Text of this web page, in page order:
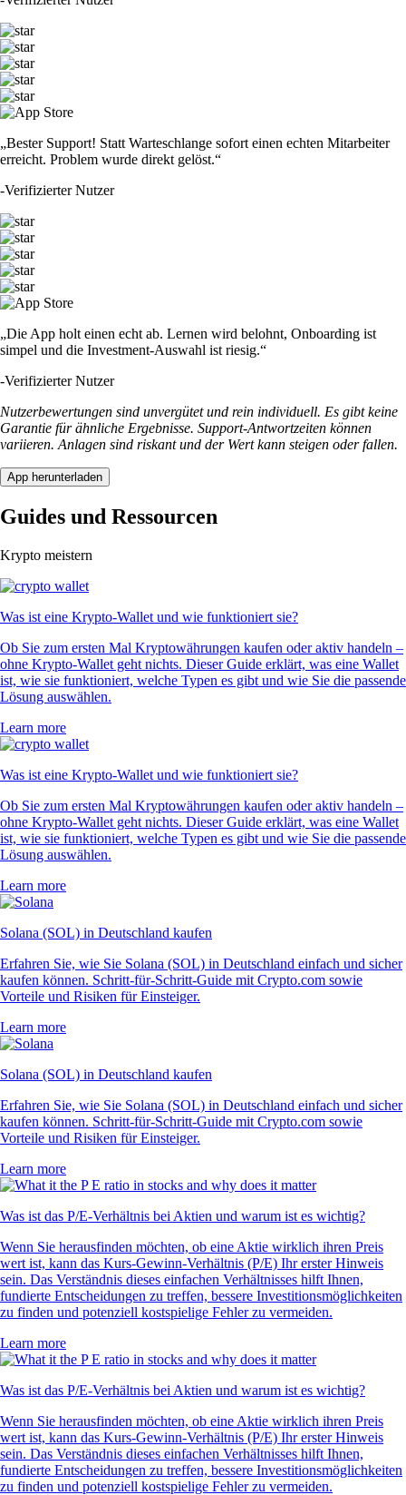
„Bester Support! Statt Warteschlange sofort einen echten Mitarbeiter
erreicht. Problem wurde direkt gelöst.“
-Verifizierter Nutzer
„Die App holt einen echt ab. Lernen wird belohnt, Onboarding ist
simpel und die Investment-Auswahl ist riesig.“
-Verifizierter Nutzer
Nutzerbewertungen sind unvergütet und rein individuell. Es gibt keine
Garantie für ähnliche Ergebnisse. Support-Antwortzeiten können
variieren. Anlagen sind riskant und der Wert kann steigen oder fallen.
App herunterladen
Guides und Ressourcen
Krypto meistern
Was ist eine Krypto-Wallet und wie funktioniert sie?
Ob Sie zum ersten Mal Kryptowährungen kaufen oder aktiv handeln –
ohne Krypto-Wallet geht nichts. Dieser Guide erklärt, was eine Wallet
ist, wie sie funktioniert, welche Typen es gibt und wie Sie die passende
Lösung auswählen.
Learn more
Was ist eine Krypto-Wallet und wie funktioniert sie?
Ob Sie zum ersten Mal Kryptowährungen kaufen oder aktiv handeln –
ohne Krypto-Wallet geht nichts. Dieser Guide erklärt, was eine Wallet
ist, wie sie funktioniert, welche Typen es gibt und wie Sie die passende
Lösung auswählen.
Learn more
Solana (SOL) in Deutschland kaufen
Erfahren Sie, wie Sie Solana (SOL) in Deutschland einfach und sicher
kaufen können. Schritt-für-Schritt-Guide mit Crypto.com sowie
Vorteile und Risiken für Einsteiger.
Learn more
Solana (SOL) in Deutschland kaufen
Erfahren Sie, wie Sie Solana (SOL) in Deutschland einfach und sicher
kaufen können. Schritt-für-Schritt-Guide mit Crypto.com sowie
Vorteile und Risiken für Einsteiger.
Learn more
Was ist das P/E-Verhältnis bei Aktien und warum ist es wichtig?
Wenn Sie herausfinden möchten, ob eine Aktie wirklich ihren Preis
wert ist, kann das Kurs-Gewinn-Verhältnis (P/E) Ihr erster Hinweis
sein. Das Verständnis dieses einfachen Verhältnisses hilft Ihnen,
fundierte Entscheidungen zu treffen, bessere Investitionsmöglichkeiten
zu finden und potenziell kostspielige Fehler zu vermeiden.
Learn more
Was ist das P/E-Verhältnis bei Aktien und warum ist es wichtig?
Wenn Sie herausfinden möchten, ob eine Aktie wirklich ihren Preis
wert ist, kann das Kurs-Gewinn-Verhältnis (P/E) Ihr erster Hinweis
sein. Das Verständnis dieses einfachen Verhältnisses hilft Ihnen,
fundierte Entscheidungen zu treffen, bessere Investitionsmöglichkeiten
zu finden und potenziell kostspielige Fehler zu vermeiden.